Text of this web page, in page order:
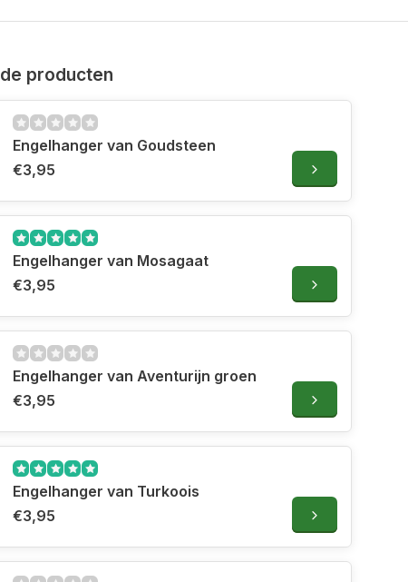
producten
Engelhanger van Goudsteen
€3,95
Engelhanger van Mosagaat
€3,95
Engelhanger van Aventurijn groen
€3,95
Engelhanger van Turkoois
€3,95